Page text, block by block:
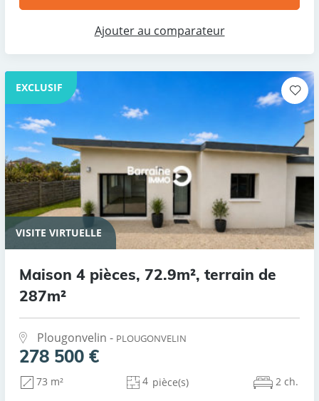
Ajouter au comparateur
EXCLUSIF
VISITE VIRTUELLE
Maison 4 pièces, 72.9m², terrain de
287m²
Plougonvelin - PLOUGONVELIN
278 500 €
73 m² 4 pièce(s) 2 ch.